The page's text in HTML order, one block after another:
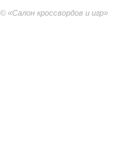
© «Салон кроссвордов и игр»